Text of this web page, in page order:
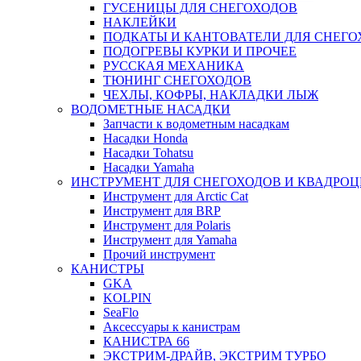
ГУСЕНИЦЫ ДЛЯ СНЕГОХОДОВ
НАКЛЕЙКИ
ПОДКАТЫ И КАНТОВАТЕЛИ ДЛЯ
ПОДОГРЕВЫ КУРКИ И ПРОЧЕЕ
РУССКАЯ МЕХАНИКА
ТЮНИНГ СНЕГОХОДОВ
ЧЕХЛЫ, КОФРЫ, НАКЛАДКИ ЛЫЖ
ВОДОМЕТНЫЕ НАСАДКИ
Запчасти к водометным насадкам
Насадки Honda
Насадки Tohatsu
Насадки Yamaha
ИНСТРУМЕНТ ДЛЯ СНЕГОХОДОВ И
Инструмент для Arctic Cat
Инструмент для BRP
Инструмент для Polaris
Инструмент для Yamaha
Прочий инструмент
КАНИСТРЫ
GKA
KOLPIN
SeaFlo
Аксессуары к канистрам
КАНИСТРА 66
ЭКСТРИМ-ДРАЙВ, ЭКСТРИМ ТУРБО